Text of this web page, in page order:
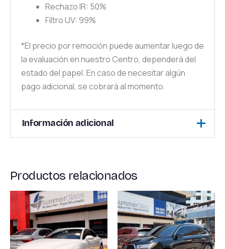
Rechazo IR: 50%
Filtro UV: 99%
*El precio por remoción puede aumentar luego de
la evaluación en nuestro Centro, dependerá del
estado del papel. En caso de necesitar algún
pago adicional, se cobrará al momento.
Información adicional
FULL (instalación en
todos los vidrios
menos Sunroof),
Laterales y Trasero
(todos los vidrios
Productos relacionados
Rango
de
precios:
desde
$40.00
hasta
Este
producto
tiene
múltiples
Rango
de
precios:
desde
$30.00
hasta
Este
tiene